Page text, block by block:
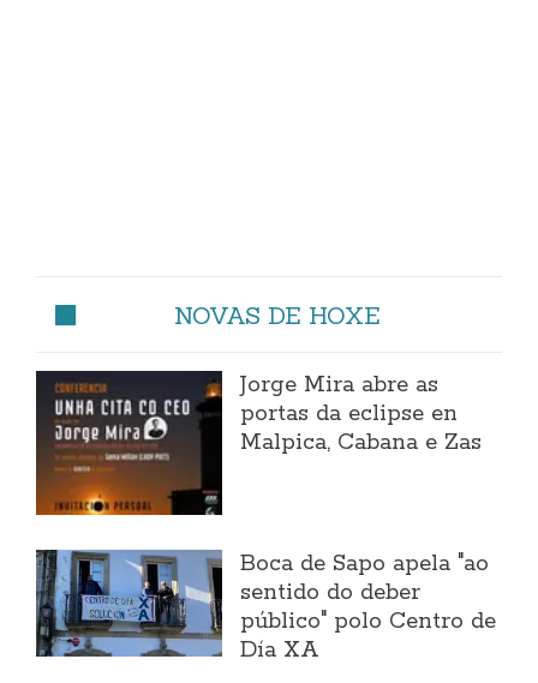
NOVAS DE HOXE
Jorge Mira abre as
portas da eclipse en
Malpica, Cabana e Zas
Boca de Sapo apela "ao
sentido do deber
público" polo Centro de
Día XA